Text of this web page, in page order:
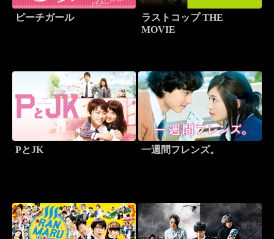
ピーチガール
ラストコップ THE
MOVIE
PとJK 一週間フレンズ。